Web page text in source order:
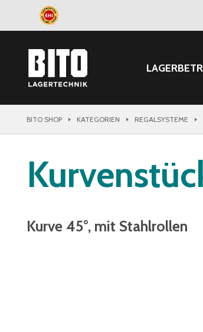
LAGER
BITO SHOP KATEGORIEN REGALSYSTEME
Kurve 45°, mit Stahlrollen